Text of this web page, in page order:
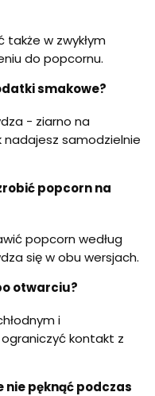
w zwykłym
do popcornu.
smakowe?
- ziarno na
samodzielnie
popcorn na
popcorn według
się w obu wersjach.
otwarciu?
i
kontakt z
nie pęknąć podczas